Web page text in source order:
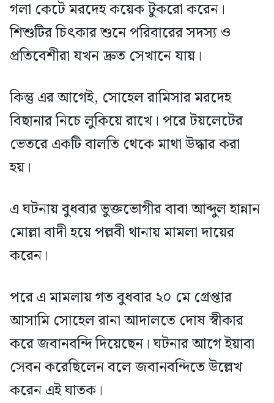
গলা কেটে মরদেহ কয়েক টুকরো করেন।
শিশুটির চিৎকার শুনে পরিবারের সদস্য ও
প্রতিবেশীরা যখন দ্রুত সেখানে যায়।
কিন্তু এর আগেই, সোহেল রামিসার মরদেহ
বিছানার নিচে লুকিয়ে রাখে। পরে টয়লেটের
ভেতরে একটি বালতি থেকে মাথা উদ্ধার করা
হয়।
এ ঘটনায় বুধবার ভুক্তভোগীর বাবা আব্দুল হান্নান
মোল্লা বাদী হয়ে পল্লবী থানায় মামলা দায়ের
করেন।
পরে এ মামলায় গত বুধবার ২০ মে গ্রেপ্তার
আসামি সোহেল রানা আদালতে দোষ স্বীকার
করে জবানবন্দি দিয়েছেন। ঘটনার আগে ইয়াবা
সেবন করেছিলেন বলে জবানবন্দিতে উল্লেখ
করেন এই ঘাতক।